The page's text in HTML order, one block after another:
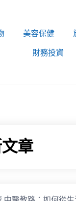
美容保健
財務投資
章